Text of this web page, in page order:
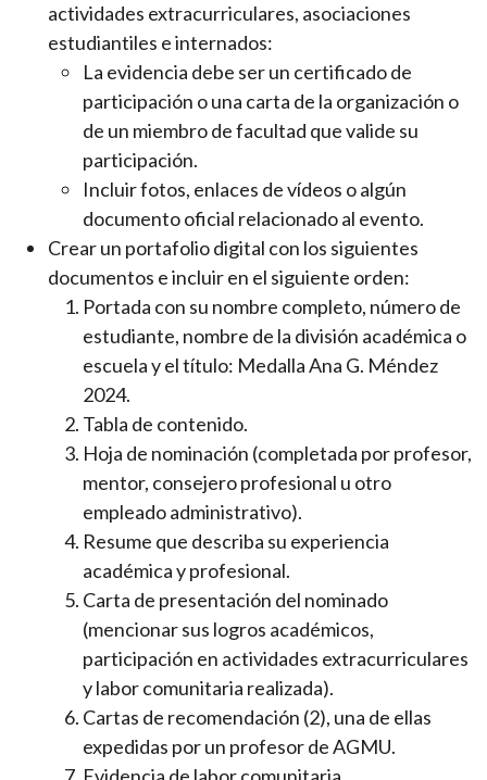
actividades extracurriculares, asociaciones
estudiantiles e internados:
La evidencia debe ser un certificado de
participación o una carta de la organización o
de un miembro de facultad que valide su
participación.
Incluir fotos, enlaces de vídeos o algún
documento oficial relacionado al evento.
Crear un portafolio digital con los siguientes
documentos e incluir en el siguiente orden:
Portada con su nombre completo, número de
estudiante, nombre de la división académica o
escuela y el título: Medalla Ana G. Méndez
2024.
Tabla de contenido.
Hoja de nominación (completada por profesor,
mentor, consejero profesional u otro
empleado administrativo).
Resume que describa su experiencia
académica y profesional.
Carta de presentación del nominado
(mencionar sus logros académicos,
participación en actividades extracurriculares
y labor comunitaria realizada).
Cartas de recomendación (2), una de ellas
expedidas por un profesor de AGMU.